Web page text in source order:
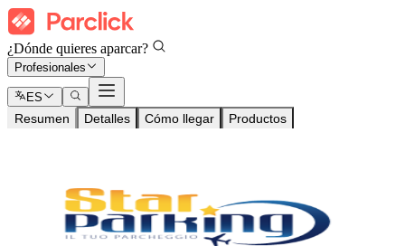
¿Dónde quieres aparcar?
Profesionales
ES
Resumen Detalles Cómo llegar Productos